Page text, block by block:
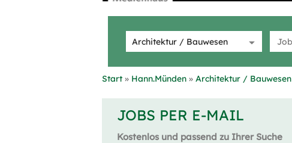
Start Hann.Münden Architektur / Bauwesen
JOBS PER E-MAIL
Kostenlos und passend zu Ihrer Suche